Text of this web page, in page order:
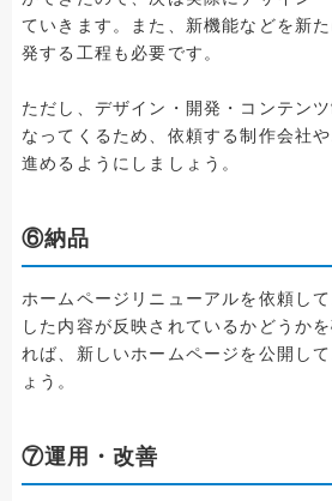
ていきます。また、新機能などを新
発する工程も必要です。
ただし、デザイン・開発・コンテン
なってくるため、依頼する制作会社
進めるようにしましょう。
⑥納品
ホームページリニューアルを依頼し
した内容が反映されているかどうか
れば、新しいホームページを公開し
ょう。
⑦運用・改善